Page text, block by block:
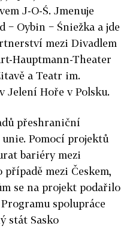
J-O-Ś. Jmenuje
− Oybin − Śniežka a jde
mezi Divadlem
Hauptmann-Theater
a Teatr im.
Jelení Hoře v Polsku.
přeshraniční
Pomocí projektů
bariéry mezi
mezi Českem,
se na projekt podařilo
spolupráce
stát Sasko